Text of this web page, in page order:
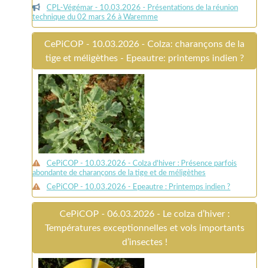
CPL-Végémar - 10.03.2026 - Présentations de la réunion
technique du 02 mars 26 à Waremme
CePiCOP - 10.03.2026 - Colza: charançons de la
tige et méligèthes - Epeautre: printemps indien ?
CePiCOP - 10.03.2026 - Colza d'hiver : Présence parfois
abondante de charançons de la tige et de méligèthes
CePiCOP - 10.03.2026 - Epeautre : Printemps indien ?
CePiCOP - 06.03.2026 - Le colza d’hiver :
Températures exceptionnelles et vols importants
d’insectes !